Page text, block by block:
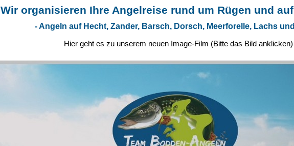
Wir organisieren Ihre Angelreise rund um Rügen und
- Angeln auf Hecht, Zander, Barsch, Dorsch, Meerforelle, Lachs
Hier geht es zu unserem neuen Image-Film (Bitte das Bild anklicken)